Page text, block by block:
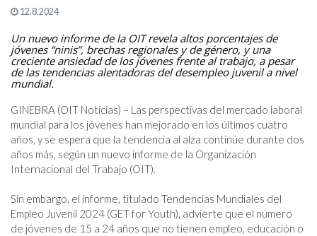
12.8.2024
Un nuevo informe de la OIT revela altos porcentajes de
jóvenes “ninis”, brechas regionales y de género, y una
creciente ansiedad de los jóvenes frente al trabajo, a pesar
de las tendencias alentadoras del desempleo juvenil a nivel
mundial.
GINEBRA (OIT Noticias) – Las perspectivas del mercado laboral
mundial para los jóvenes han mejorado en los últimos cuatro
años, y se espera que la tendencia al alza continúe durante dos
años más, según un nuevo informe de la Organización
Internacional del Trabajo (OIT).
Sin embargo, el informe, titulado Tendencias Mundiales del
Empleo Juvenil 2024 (GET for Youth), advierte que el número
de jóvenes de 15 a 24 años que no tienen empleo, educación o